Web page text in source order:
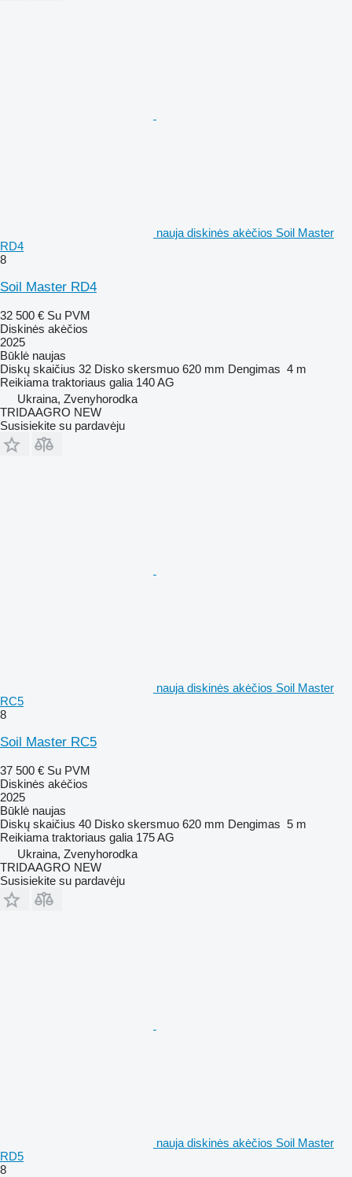
nauja diskinės akėčios Soil Master
RD4
8
Soil Master RD4
32 500 € Su PVM
Diskinės akėčios
2025
Būklė naujas
Diskų skaičius 32 Disko skersmuo 620 mm Dengimas 4 m
Reikiama traktoriaus galia 140 AG
Ukraina, Zvenyhorodka
TRIDAAGRO NEW
Susisiekite su pardavėju
nauja diskinės akėčios Soil Master
RC5
8
Soil Master RC5
37 500 € Su PVM
Diskinės akėčios
2025
Būklė naujas
Diskų skaičius 40 Disko skersmuo 620 mm Dengimas 5 m
Reikiama traktoriaus galia 175 AG
Ukraina, Zvenyhorodka
TRIDAAGRO NEW
Susisiekite su pardavėju
nauja diskinės akėčios Soil Master
RD5
8